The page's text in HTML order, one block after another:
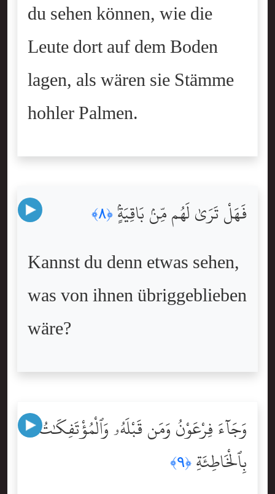
du sehen können, wie die
Leute dort auf dem Boden
lagen, als wären sie Stämme
hohler Palmen.
فَهَلْ تَرَىٰ لَهُم مِّنۢ بَاقِيَةٍۢ ﴿٨﴾
Kannst du denn etwas sehen,
was von ihnen übriggeblieben
wäre?
وَجَآءَ فِرْعَوْنُ وَمَن قَبْلَهُۥ وَٱلْمُؤْتَفِكَٰتُ
بِٱلْخَاطِئَةِ ﴿٩﴾